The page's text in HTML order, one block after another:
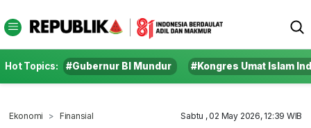
Hot Topics: #Gubernur BI Mundur #Kongres Umat Islam
Ekonomi Finansial Sabtu , 02 May 2026, 12:39 WIB